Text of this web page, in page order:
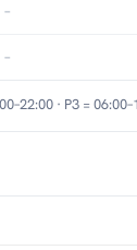
–
–
· P3 =